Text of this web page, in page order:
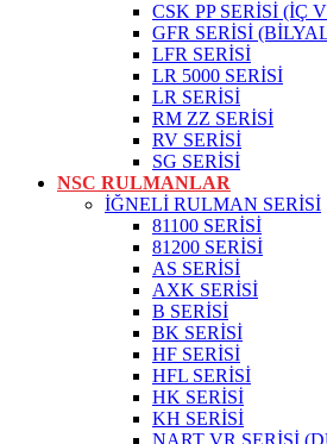
CSK PP SERİSİ (İÇ
GFR SERİSİ
LFR SERİSİ
LR 5000 SERİSİ
LR SERİSİ
RM ZZ SERİSİ
RV SERİSİ
SG SERİSİ
NSC RULMANLAR
İĞNELİ RULMAN SERİSİ
81100 SERİSİ
81200 SERİSİ
AS SERİSİ
AXK SERİSİ
B SERİSİ
BK SERİSİ
HF SERİSİ
HFL SERİSİ
HK SERİSİ
KH SERİSİ